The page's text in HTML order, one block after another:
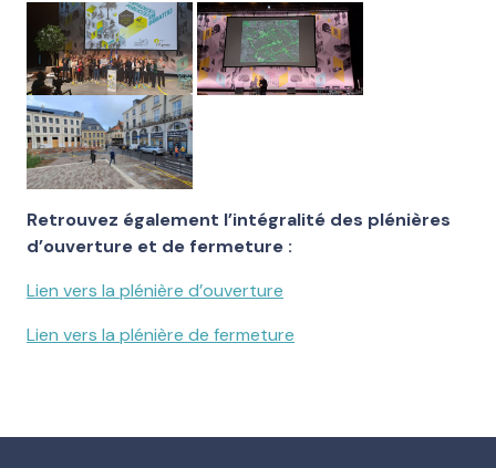
Retrouvez également l’intégralité des plénières
d’ouverture et de fermeture :
Lien vers la plénière d’ouverture
Lien vers la plénière de fermeture